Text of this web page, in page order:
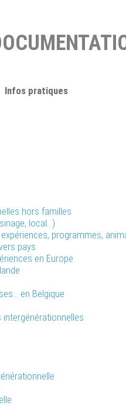
Infos pratiques
hors familles
local...)
programmes,
pays
en Europe
en Belgique
intergénérationnelles